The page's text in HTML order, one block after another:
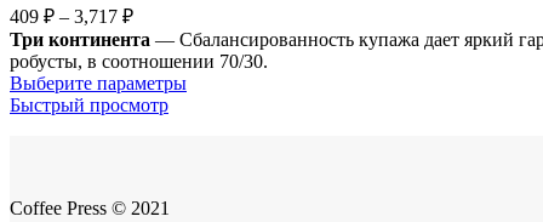
странице
товара.
409 ₽ – 3,717 ₽Диапазон
цен:
409 ₽
–
3,717 ₽
Три континента — Сбалансированность купажа дает яркий
робусты, в соотношении 70/30.
Выберите параметрыЭтот
Быстрый просмотр
Coffee Press © 2021